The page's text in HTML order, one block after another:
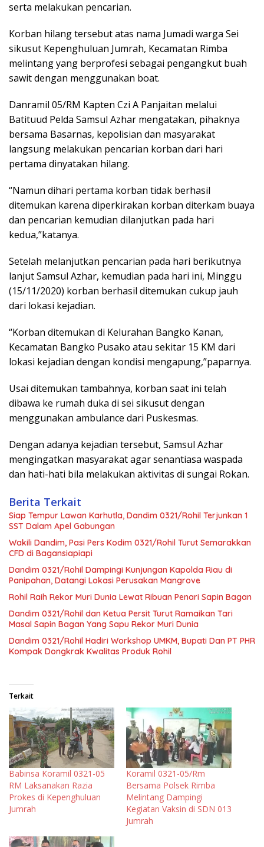
serta melakukan pencarian.
Korban hilang tersebut atas nama Jumadi warga Sei
sikusut Kepenghuluan Jumrah, Kecamatan Rimba
melintang yang berprofesi sebagai pengangkut buah
sawit dengan menggunakan boat.
Danramil 05/RM Kapten Czi A Panjaitan melalui
Batituud Pelda Samsul Azhar mengatakan, pihaknya
bersama Basarnas, kepolisian dan masyarakat
langsung melakukan pencarian korban dari hari
pertama dinyatakan hilang.
“Namun dihari pertama korban tidak berhasil
ditemukan karena diperkirakan korban diterkam buaya
dan pencarian kemudian dilanjutkan pada hari
kedua,”katanya.
Setelah melanjutkan pencarian pada hari berikutnya
lanjut Samsul Azhar, kemudian pada hari ini, Minggu
(15/11/2020) korban berhasil ditemukan cukup jauh
dari lokasi kejadian.
“Korban ditemukan di Kelurahan Bangko Kanan,
Kecamatan Bangko Pusako atau sekitar 15 KM dari
lokasi kejadian dengan kondisi mengapung,”paparnya.
Usai ditemukan tambahnya, korban saat ini telah
dibawa ke rumah duka di sei sikusut dengan
menggunakan ambulance dari Puskesmas.
Dengan adanya kejadian tersebut, Samsul Azhar
mengingatkan masyarakat agar senantiasa waspada
dan hati-hati bila melakukan aktivitas di sungai Rokan.
Berita Terkait
Siap Tempur Lawan Karhutla, Dandim 0321/Rohil Terjunkan 1
SST Dalam Apel Gabungan
Wakili Dandim, Pasi Pers Kodim 0321/Rohil Turut Semarakkan
CFD di Bagansiapiapi
Dandim 0321/Rohil Dampingi Kunjungan Kapolda Riau di
Panipahan, Datangi Lokasi Perusakan Mangrove
Rohil Raih Rekor Muri Dunia Lewat Ribuan Penari Sapin Bagan
Dandim 0321/Rohil dan Ketua Persit Turut Ramaikan Tari
Masal Sapin Bagan Yang Sapu Rekor Muri Dunia
Dandim 0321/Rohil Hadiri Workshop UMKM, Bupati Dan PT PHR
Kompak Dongkrak Kwalitas Produk Rohil
Terkait
Babinsa Koramil 0321-05
RM Laksanakan Razia
Prokes di Kepenghuluan
Jumrah
Koramil 0321-05/Rm
Bersama Polsek Rimba
Melintang Dampingi
Kegiatan Vaksin di SDN 013
Jumrah